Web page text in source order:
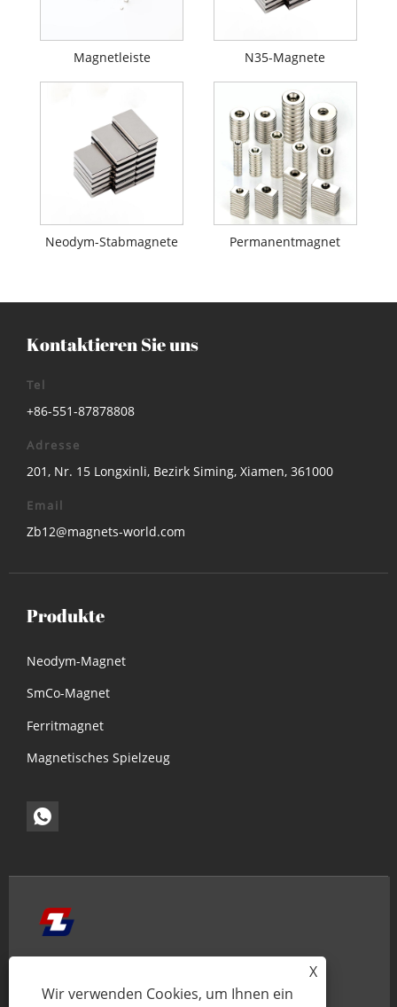
Magnetleiste N35-Magnete
Neodym-Stabmagnete Permanentmagnet
Kontaktieren Sie uns
Tel
+86-551-87878808
Adresse
201, Nr. 15 Longxinli, Bezirk Siming, Xiamen, 361000
Email
Zb12@magnets-world.com
Produkte
Neodym-Magnet
SmCo-Magnet
Ferritmagnet
Magnetisches Spielzeug
PRODUKTE
NACHRICHT
X
Wir verwenden Cookies, um Ihnen ein